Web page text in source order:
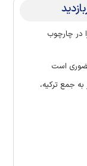
تجاری را در چارچوب
است
جمع ترکیه،